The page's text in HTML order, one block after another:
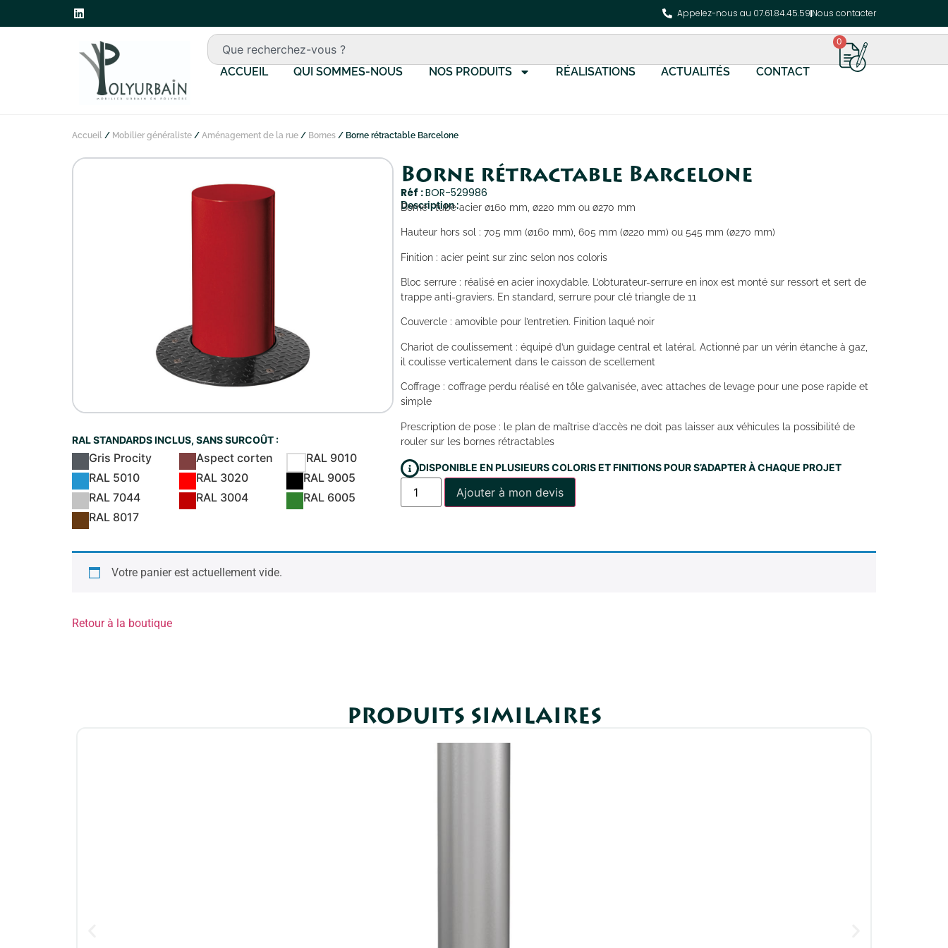
Appelez-nous au 07.61.84.45.59 Nous contacter
ACCUEIL QUI SOMMES-NOUS NOS PRODUITS RÉALISATIONS ACTUALITÉS CONTACT
0
Accueil / Mobilier généraliste / Aménagement de la rue / Bornes / Borne rétractable Barcelone
RAL STANDARDS INCLUS, SANS SURCOÛT :
Gris Procity Aspect corten
RAL 9010
RAL 5010
RAL 3020
RAL 9005
RAL 7044
RAL 3004
RAL 6005
RAL 8017
Borne rétractable Barcelone
Réf :BOR-529986
Description :
Borne : tube acier ø160 mm, ø220 mm ou ø270 mm
Hauteur hors sol : 705 mm (ø160 mm), 605 mm (ø220 mm) ou 545 mm (ø270 mm)
Finition : acier peint sur zinc selon nos coloris
Bloc serrure : réalisé en acier inoxydable. L’obturateur-serrure en inox est monté sur ressort et sert de
trappe anti-graviers. En standard, serrure pour clé triangle de 11
Couvercle : amovible pour l’entretien. Finition laqué noir
Chariot de coulissement : équipé d’un guidage central et latéral. Actionné par un vérin étanche à gaz,
il coulisse verticalement dans le caisson de scellement
Coffrage : coffrage perdu réalisé en tôle galvanisée, avec attaches de levage pour une pose rapide et
simple
Prescription de pose : le plan de maîtrise d’accès ne doit pas laisser aux véhicules la possibilité de
rouler sur les bornes rétractables
DISPONIBLE EN PLUSIEURS COLORIS ET FINITIONS POUR S’ADAPTER À CHAQUE PROJET
Ajouter à mon devis
Votre panier est actuellement vide.
Retour à la boutique
PRODUITS SIMILAIRES